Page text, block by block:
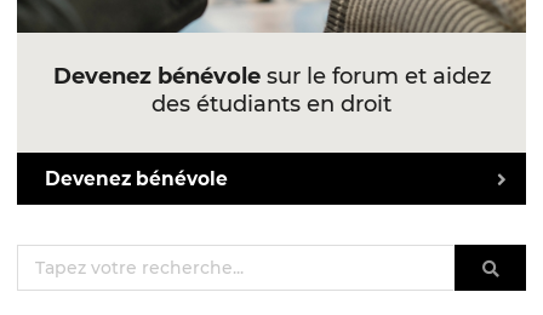
Devenez bénévolesur le forum et aidez
des étudiants en droit
Devenez bénévole